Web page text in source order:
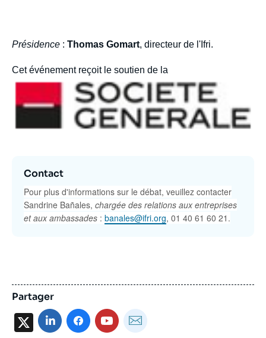
Présidence : Thomas Gomart, directeur de l'Ifri.
Cet événement reçoit le soutien de la
Contact
Pour plus d'informations sur le débat, veuillez contacter
Sandrine Bañales, chargée des relations aux entreprises
et aux ambassades : banales@ifri.org, 01 40 61 60 21.
Partager
X